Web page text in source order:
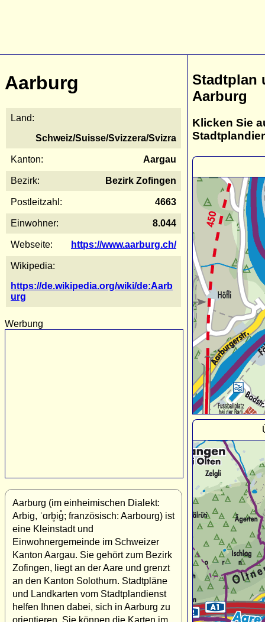
Aarburg
Land:
Schweiz/Suisse/Svizzera/Svizra
Kanton: Aargau
Bezirk: Bezirk Zofingen
Postleitzahl: 4663
Einwohner: 8.044
Webseite: https://www.aarburg.ch/
Wikipedia:
https://de.wikipedia.org/wiki/de:Aarb
urg
Werbung
Aarburg (im einheimischen Dialekt:
Arbig, ˈɑrb̥iɡ̊; französisch: Aarbourg) ist
eine Kleinstadt und
Einwohnergemeinde im Schweizer
Kanton Aargau. Sie gehört zum Bezirk
Zofingen, liegt an der Aare und grenzt
an den Kanton Solothurn. Stadtpläne
und Landkarten vom Stadtplandienst
helfen Ihnen dabei, sich in Aarburg zu
orientieren. Sie können die Karten im
Stadtplan
Aarburg
Klicken Sie